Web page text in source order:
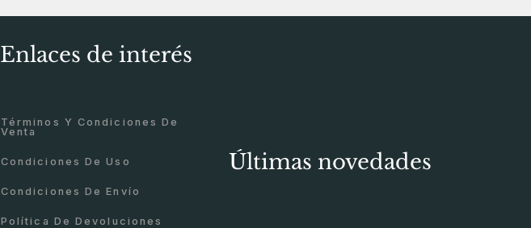
Enlaces de interés
Términos Y Condiciones De
Venta
Condiciones De Uso
Condiciones De Envío
Política De Devoluciones
Últimas novedades